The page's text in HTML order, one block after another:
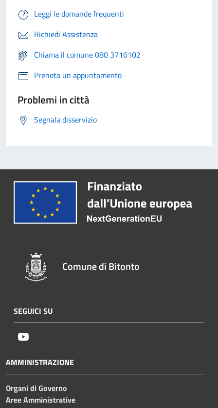
Leggi le domande frequenti
Richiedi Assistenza
Chiama il comune 080 3716102
Prenota un appuntamento
Problemi in città
Segnala disservizio
Comune di Bitonto
SEGUICI SU
AMMINISTRAZIONE
Organi di Governo
Aree Amministrative